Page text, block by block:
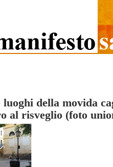
luoghi della movida
al risveglio (foto